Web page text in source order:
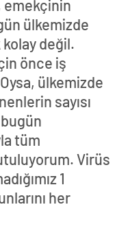
emekçinin
ülkemizde
değil.
önce iş
ülkemizde
sayısı
tüm
Virüs
1
her